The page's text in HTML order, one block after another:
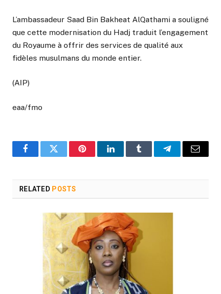
L’ambassadeur Saad Bin Bakheat AlQathami a souligné
que cette modernisation du Hadj traduit l’engagement
du Royaume à offrir des services de qualité aux
fidèles musulmans du monde entier.
(AIP)
eaa/fmo
FacebookTwitter PinterestLinkedInTumblr TelegramEmail
RELATED POSTS